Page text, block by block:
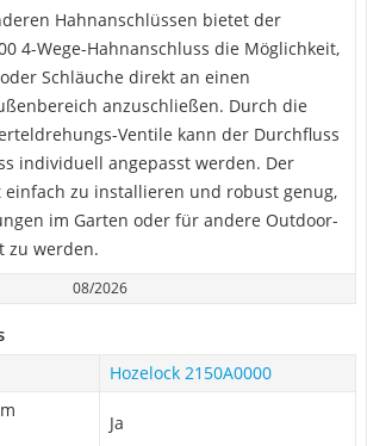
Hahnanschlüssen bietet der
4-Wege-Hahnanschluss die Möglichkeit,
Schläuche direkt an einen
anzuschließen. Durch die
Ventile kann der Durchfluss
individuell angepasst werden. Der
einfach zu installieren und robust genug,
im Garten oder für andere Outdoor-
zu werden.
08/2026
Hozelock 2150A0000
Ja